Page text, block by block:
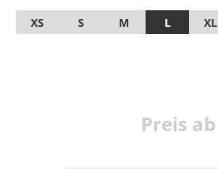
XS S M L XL
Preis ab